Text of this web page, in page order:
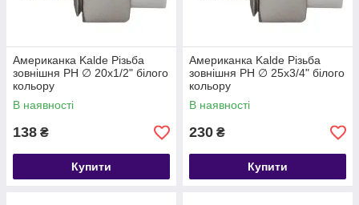
Американка Kalde Різьба
зовнішня РН ∅ 20х1/2" білого
кольору
В наявності
138 ₴
Купити
Американка Kalde Різьба
зовнішня РН ∅ 25х3/4" білого
кольору
В наявності
230 ₴
Купити